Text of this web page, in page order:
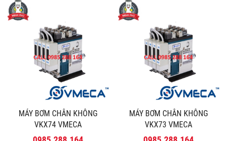
MÁY BƠM CHÂN KHÔNG
VKX74 VMECA
MÁY BƠM CHÂN KHÔNG
VKX73 VMECA